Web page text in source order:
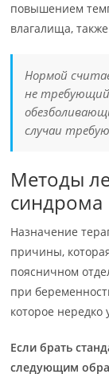
повышением
влагалища,
Нормой
не
случаи
Методы
синдрома
Назначение
причины,
поясничном
при
которое нередко
Если брать
следующим